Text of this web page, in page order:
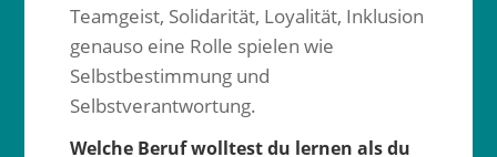
Teamgeist, Solidarität, Loyalität, Inklusion
genauso eine Rolle spielen wie
Selbstbestimmung und
Selbstverantwortung.
Welche Beruf wolltest du lernen als du